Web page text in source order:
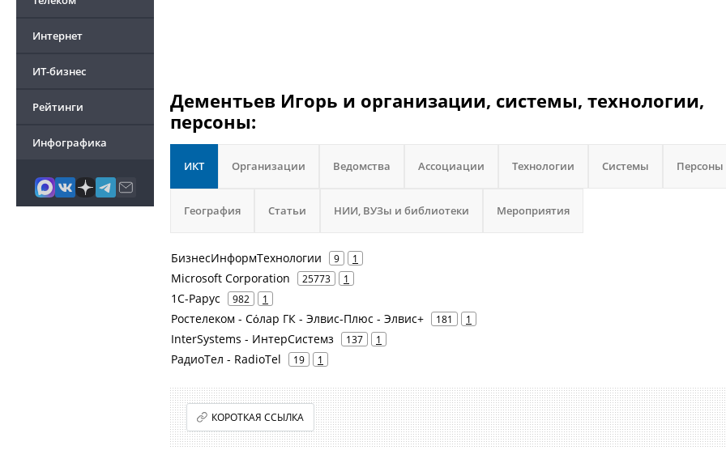
Интернет
ИТ-бизнес
Рейтинги
Инфографика
Дементьев Игорь и организации, системы, технологии,
персоны:
ИКТ Организации Ведомства Ассоциации Технологии Системы Персоны
География Статьи НИИ, ВУЗы и библиотеки Мероприятия
БизнесИнформТехнологии 9 1
Microsoft Corporation 25773 1
1С-Рарус 982 1
Ростелеком - Сόлар ГК - Элвис-Плюс - Элвис+ 181 1
InterSystems - ИнтерСистемз 137 1
РадиоТел - RadioTel 19 1
КОРОТКАЯ ССЫЛКА